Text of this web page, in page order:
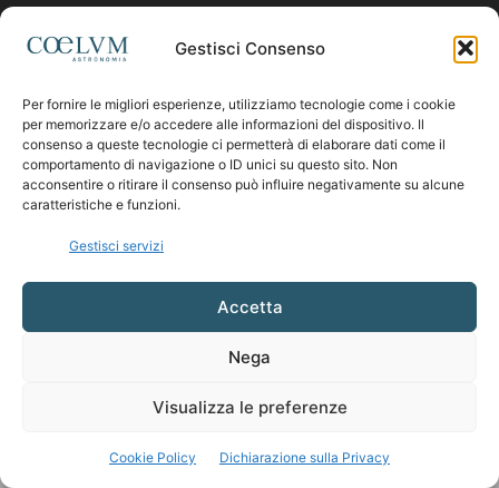
Gestisci Consenso
Per fornire le migliori esperienze, utilizziamo tecnologie come i cookie
per memorizzare e/o accedere alle informazioni del dispositivo. Il
consenso a queste tecnologie ci permetterà di elaborare dati come il
comportamento di navigazione o ID unici su questo sito. Non
acconsentire o ritirare il consenso può influire negativamente su alcune
caratteristiche e funzioni.
Gestisci servizi
Accetta
Nega
Visualizza le preferenze
Cookie Policy Dichiarazione sulla Privacy
SEGUICI